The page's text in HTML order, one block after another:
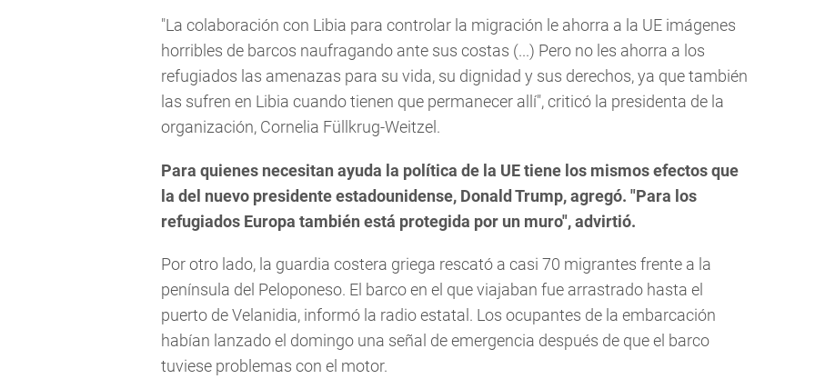
"La colaboración con Libia para controlar la migración le ahorra a la UE imágenes
horribles de barcos naufragando ante sus costas (...) Pero no les ahorra a los
refugiados las amenazas para su vida, su dignidad y sus derechos, ya que también
las sufren en Libia cuando tienen que permanecer allí", criticó la presidenta de la
organización, Cornelia Füllkrug-Weitzel.
Para quienes necesitan ayuda la política de la UE tiene los mismos efectos que
la del nuevo presidente estadounidense, Donald Trump, agregó. "Para los
refugiados Europa también está protegida por un muro", advirtió.
Por otro lado, la guardia costera griega rescató a casi 70 migrantes frente a la
península del Peloponeso. El barco en el que viajaban fue arrastrado hasta el
puerto de Velanidia, informó la radio estatal. Los ocupantes de la embarcación
habían lanzado el domingo una señal de emergencia después de que el barco
tuviese problemas con el motor.